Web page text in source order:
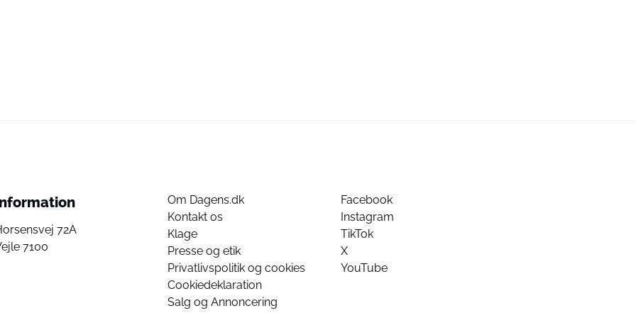
72A
7100
Om Dagens.dk
Kontakt os
Klage
Presse og etik
Privatlivspolitik og cookies
Cookiedeklaration
Salg og Annoncering
Facebook
Instagram
TikTok
X
YouTube